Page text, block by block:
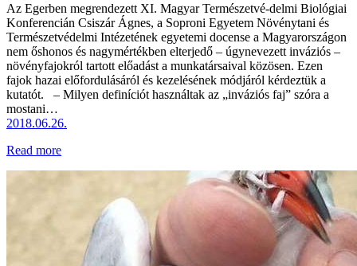
Az Egerben megrendezett XI. Magyar Természetvé-delmi Biológiai
Konferencián Csiszár Ágnes, a Soproni Egyetem Növénytani és
Természetvédelmi Intézetének egyetemi docense a Magyarországon
nem őshonos és nagymértékben elterjedő – úgynevezett inváziós –
növényfajokról tartott előadást a munkatársaival közösen. Ezen
fajok hazai előfordulásáról és kezelésének módjáról kérdeztük a
kutatót. – Milyen definíciót használtak az „inváziós faj” szóra a
mostani…
2018.06.26.
Read more